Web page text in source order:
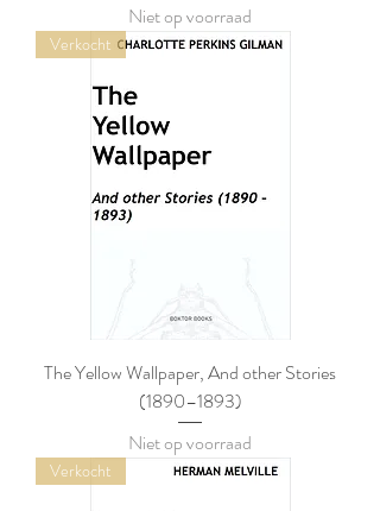
Niet op voorraad
Verkocht
The Yellow Wallpaper, And other Stories
(1890–1893)
Niet op voorraad
Verkocht